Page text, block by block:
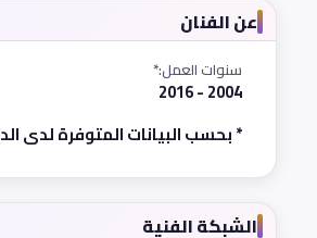
عن الفنان
سنوات العمل:*
2004 - 2016
* بحسب البيانات المتوفرة لدى
الشبكة الفنية